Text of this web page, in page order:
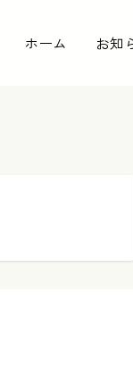
ホーム お知